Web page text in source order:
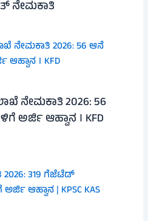
ನೇಮಕಾತಿ
ನೇಮಕಾತಿ 2026: 56
ಅರ್ಜಿ ಆಹ್ವಾನ । KFD